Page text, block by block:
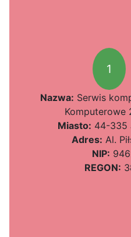
1
Nazwa: Serwis
Komputerowe
Miasto: 44-335
Adres: Al.
NIP:
REGON: